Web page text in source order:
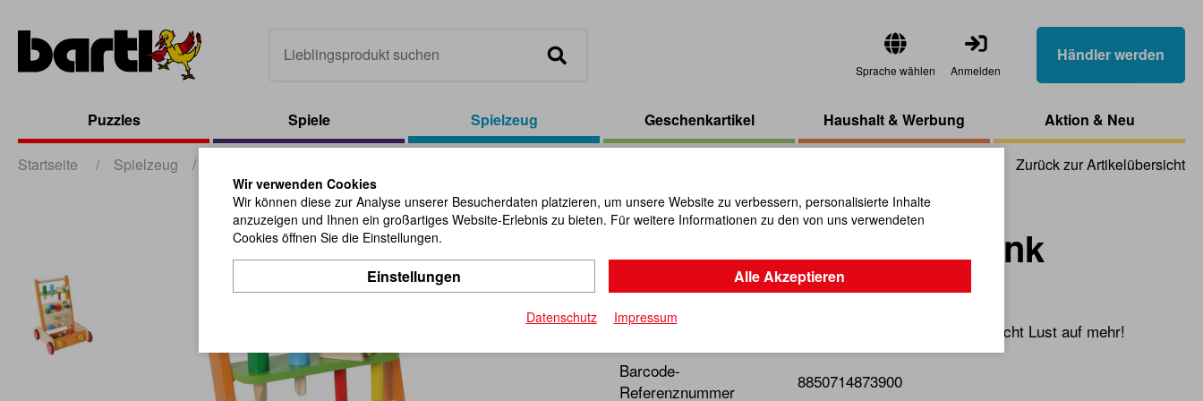
Sprache wählen Anmelden
Händler werden
Puzzles Spiele Spielzeug Geschenkartikel Haushalt & Werbung Aktion & Neu
Startseite / Spielzeug / Zurück zur Artikelübersicht
Schiebewagen Werkbank
Artikel-Nr.:103064
Spielerisch lernen war schon immer die beste Art und macht Lust auf mehr!
Barcode-
Referenznummer
8850714873900
Wir verwenden Cookies
Wir können diese zur Analyse unserer Besucherdaten platzieren, um unsere Website zu verbessern, personalisierte Inhalte
anzuzeigen und Ihnen ein großartiges Website-Erlebnis zu bieten. Für weitere Informationen zu den von uns verwendeten
Cookies öffnen Sie die Einstellungen.
Einstellungen Alle Akzeptieren
Datenschutz Impressum